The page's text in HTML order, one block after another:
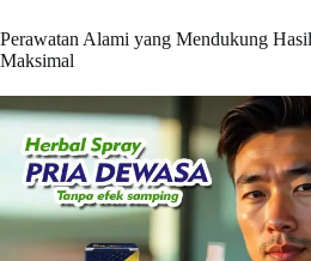
Perawatan Alami yang Mendukung
Maksimal